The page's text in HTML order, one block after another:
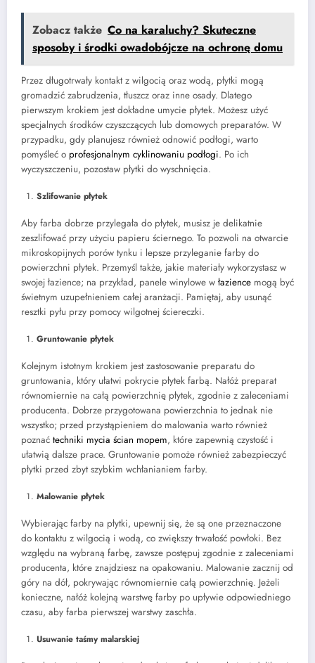
Zobacz także Co na karaluchy? Skuteczne
sposoby i środki owadobójcze na ochronę domu
Przez długotrwały kontakt z wilgocią oraz wodą, płytki mogą
gromadzić zabrudzenia, tłuszcz oraz inne osady. Dlatego
pierwszym krokiem jest dokładne umycie płytek. Możesz użyć
specjalnych środków czyszczących lub domowych preparatów. W
przypadku, gdy planujesz również odnowić podłogi, warto
pomyśleć o profesjonalnym cyklinowaniu podłogi. Po ich
wyczyszczeniu, pozostaw płytki do wyschnięcia.
Szlifowanie płytek
Aby farba dobrze przylegała do płytek, musisz je delikatnie
zeszlifować przy użyciu papieru ściernego. To pozwoli na otwarcie
mikroskopijnych porów tynku i lepsze przyleganie farby do
powierzchni płytek. Przemyśl także, jakie materiały wykorzystasz w
swojej łazience; na przykład, panele winylowe w łazience mogą być
świetnym uzupełnieniem całej aranżacji. Pamiętaj, aby usunąć
resztki pyłu przy pomocy wilgotnej ściereczki.
Gruntowanie płytek
Kolejnym istotnym krokiem jest zastosowanie preparatu do
gruntowania, który ułatwi pokrycie płytek farbą. Nałóż preparat
równomiernie na całą powierzchnię płytek, zgodnie z zaleceniami
producenta. Dobrze przygotowana powierzchnia to jednak nie
wszystko; przed przystąpieniem do malowania warto również
poznać techniki mycia ścian mopem, które zapewnią czystość i
ułatwią dalsze prace. Gruntowanie pomoże również zabezpieczyć
płytki przed zbyt szybkim wchłanianiem farby.
Malowanie płytek
Wybierając farby na płytki, upewnij się, że są one przeznaczone
do kontaktu z wilgocią i wodą, co zwiększy trwałość powłoki. Bez
względu na wybraną farbę, zawsze postępuj zgodnie z zaleceniami
producenta, które znajdziesz na opakowaniu. Malowanie zacznij od
góry na dół, pokrywając równomiernie całą powierzchnię. Jeżeli
konieczne, nałóż kolejną warstwę farby po upływie odpowiedniego
czasu, aby farba pierwszej warstwy zaschła.
Usuwanie taśmy malarskiej